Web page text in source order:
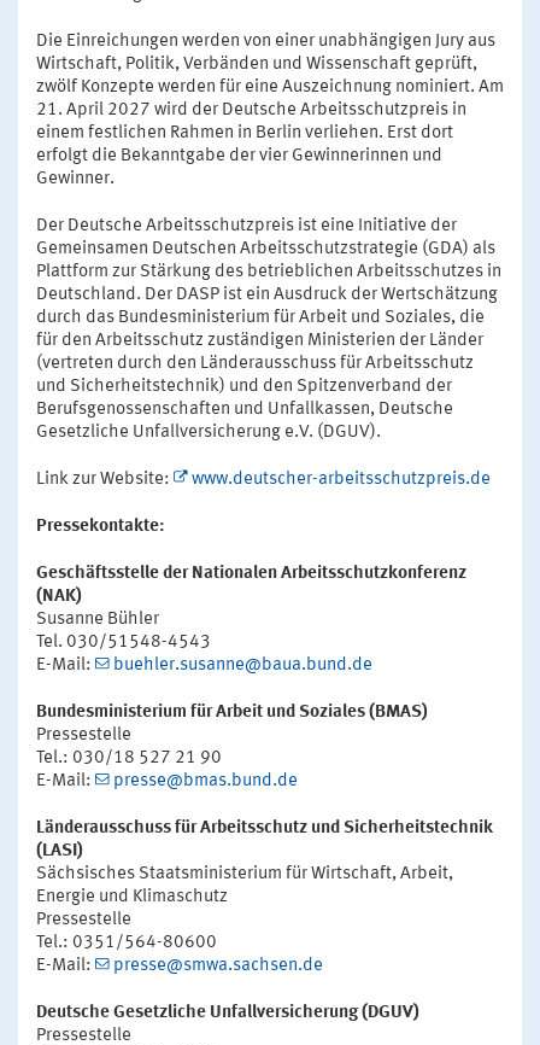
Die Einreichungen werden von einer unabhängigen Jury aus
Wirtschaft, Politik, Verbänden und Wissenschaft geprüft,
zwölf Konzepte werden für eine Auszeichnung nominiert. Am
21. April 2027 wird der Deutsche Arbeitsschutzpreis in
einem festlichen Rahmen in Berlin verliehen. Erst dort
erfolgt die Bekanntgabe der vier Gewinnerinnen und
Gewinner.
Der Deutsche Arbeitsschutzpreis ist eine Initiative der
Gemeinsamen Deutschen Arbeitsschutzstrategie (GDA) als
Plattform zur Stärkung des betrieblichen Arbeitsschutzes in
Deutschland. Der DASP ist ein Ausdruck der Wertschätzung
durch das Bundesministerium für Arbeit und Soziales, die
für den Arbeitsschutz zuständigen Ministerien der Länder
(vertreten durch den Länderausschuss für Arbeitsschutz
und Sicherheitstechnik) und den Spitzenverband der
Berufsgenossenschaften und Unfallkassen, Deutsche
Gesetzliche Unfallversicherung e.V. (DGUV).
Link zur Website: www.deutscher-arbeitsschutzpreis.de
Pressekontakte:
Geschäftsstelle der Nationalen Arbeitsschutzkonferenz
(NAK)
Susanne Bühler
Tel. 030/51548-4543
E-Mail:
buehler.susanne@baua.bund.de
Bundesministerium für Arbeit und Soziales (BMAS)
Pressestelle
Tel.: 030/18 527 21 90
E-Mail:
presse@bmas.bund.de
Länderausschuss für Arbeitsschutz und Sicherheitstechnik
(LASI)
Sächsisches Staatsministerium für Wirtschaft, Arbeit,
Energie und Klimaschutz
Pressestelle
Tel.: 0351/564-80600
E-Mail:
presse@smwa.sachsen.de
Deutsche Gesetzliche Unfallversicherung (DGUV)
Pressestelle